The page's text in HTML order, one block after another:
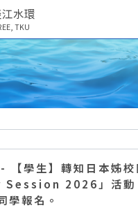
水環
TKU
【學生】轉知日本姊校
Session 2026」活動
學報名。